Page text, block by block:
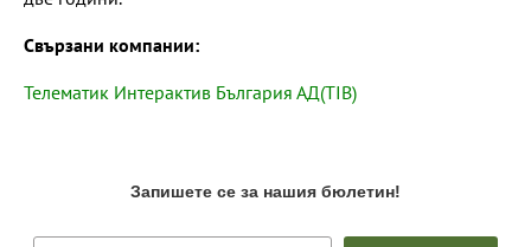
Свързани компании:
Телематик Интерактив България АД(TIB)